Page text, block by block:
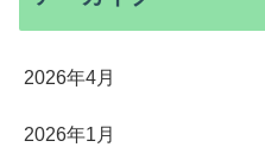
2026年4月
2026年1月